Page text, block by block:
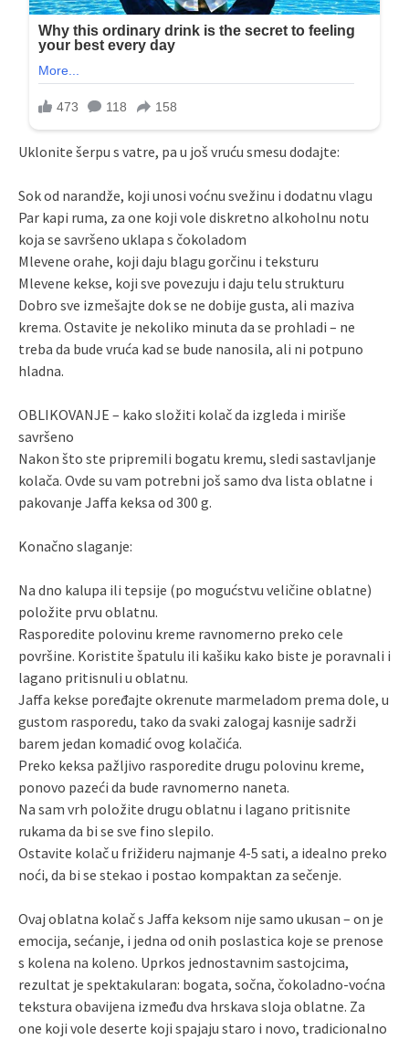
Uklonite šerpu s vatre, pa u još vruću smesu dodajte:
Sok od narandže, koji unosi voćnu svežinu i dodatnu vlagu
Par kapi ruma, za one koji vole diskretno alkoholnu notu
koja se savršeno uklapa s čokoladom
Mlevene orahe, koji daju blagu gorčinu i teksturu
Mlevene kekse, koji sve povezuju i daju telu strukturu
Dobro sve izmešajte dok se ne dobije gusta, ali maziva
krema. Ostavite je nekoliko minuta da se prohladi – ne
treba da bude vruća kad se bude nanosila, ali ni potpuno
hladna.
OBLIKOVANJE – kako složiti kolač da izgleda i miriše
savršeno
Nakon što ste pripremili bogatu kremu, sledi sastavljanje
kolača. Ovde su vam potrebni još samo dva lista oblatne i
pakovanje Jaffa keksa od 300 g.
Konačno slaganje:
Na dno kalupa ili tepsije (po mogućstvu veličine oblatne)
položite prvu oblatnu.
Rasporedite polovinu kreme ravnomerno preko cele
površine. Koristite špatulu ili kašiku kako biste je poravnali i
lagano pritisnuli u oblatnu.
Jaffa kekse poređajte okrenute marmeladom prema dole, u
gustom rasporedu, tako da svaki zalogaj kasnije sadrži
barem jedan komadić ovog kolačića.
Preko keksa pažljivo rasporedite drugu polovinu kreme,
ponovo pazeći da bude ravnomerno naneta.
Na sam vrh položite drugu oblatnu i lagano pritisnite
rukama da bi se sve fino slepilo.
Ostavite kolač u frižideru najmanje 4-5 sati, a idealno preko
noći, da bi se stekao i postao kompaktan za sečenje.
Ovaj oblatna kolač s Jaffa keksom nije samo ukusan – on je
emocija, sećanje, i jedna od onih poslastica koje se prenose
s kolena na koleno. Uprkos jednostavnim sastojcima,
rezultat je spektakularan: bogata, sočna, čokoladno-voćna
tekstura obavijena između dva hrskava sloja oblatne. Za
one koji vole deserte koji spajaju staro i novo, tradicionalno